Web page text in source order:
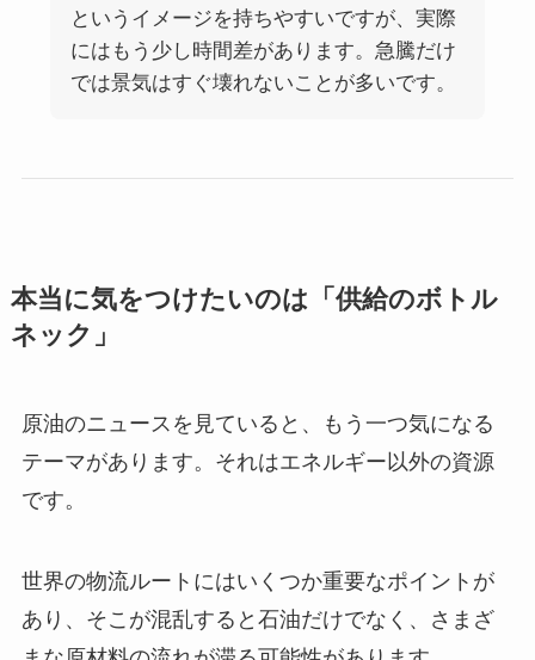
というイメージを持ちやすいですが、実際
にはもう少し時間差があります。急騰だけ
では景気はすぐ壊れないことが多いです。
本当に気をつけたいのは「供給のボトル
ネック」
原油のニュースを見ていると、もう一つ気になる
テーマがあります。それはエネルギー以外の資源
です。
世界の物流ルートにはいくつか重要なポイントが
あり、そこが混乱すると石油だけでなく、さまざ